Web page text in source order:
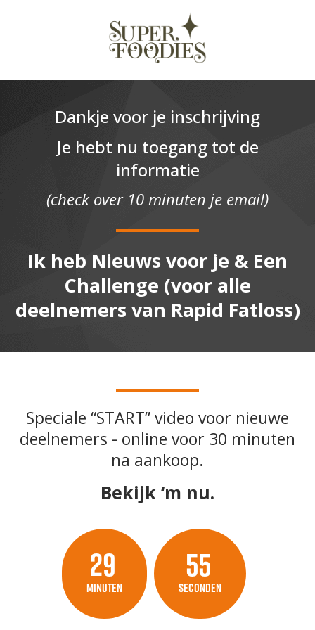
Dankje voor je inschrijving
Je hebt nu toegang tot de
informatie
(check over 10 minuten je email)
Ik heb Nieuws voor je & Een
Challenge (voor alle
deelnemers van Rapid Fatloss)
Speciale “START” video voor nieuwe
deelnemers - online voor 30 minuten
na aankoop.
Bekijk ‘m nu.
29
Minuten
55
Seconden